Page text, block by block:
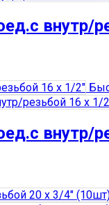
внутр/
внутр/